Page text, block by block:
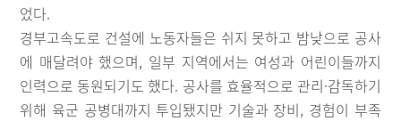
었다.
경부고속도로 건설에 노동자들은 쉬지 못하고 밤낮으로 공사
에 매달려야 했으며, 일부 지역에서는 여성과 어린이들까지
인력으로 동원되기도 했다. 공사를 효율적으로 관리·감독하기
위해 육군 공병대까지 투입됐지만 기술과 장비, 경험이 부족